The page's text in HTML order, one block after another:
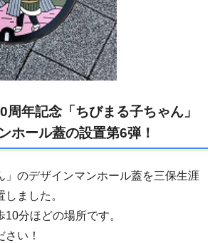
周年記念「ちびまる子ちゃん」
ホール蓋の設置第6弾！
」のデザインマンホール蓋を三保生涯
ました。
分ほどの場所です。
い！